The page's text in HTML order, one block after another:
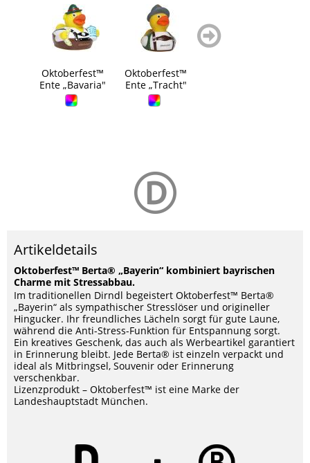
Oktoberfest™
Ente „Bavaria"
Oktoberfest™
Ente „Tracht"
weiter
blättern
Artikeldetails
Oktoberfest™ Berta® „Bayerin“ kombiniert bayrischen
Charme mit Stressabbau.
Im traditionellen Dirndl begeistert Oktoberfest™ Berta®
„Bayerin“ als sympathischer Stresslöser und origineller
Hingucker. Ihr freundliches Lächeln sorgt für gute Laune,
während die Anti-Stress-Funktion für Entspannung sorgt.
Ein kreatives Geschenk, das auch als Werbeartikel garantiert
in Erinnerung bleibt. Jede Berta® ist einzeln verpackt und
ideal als Mitbringsel, Souvenir oder Erinnerung
verschenkbar.
Lizenzprodukt – Oktoberfest™ ist eine Marke der
Landeshauptstadt München.